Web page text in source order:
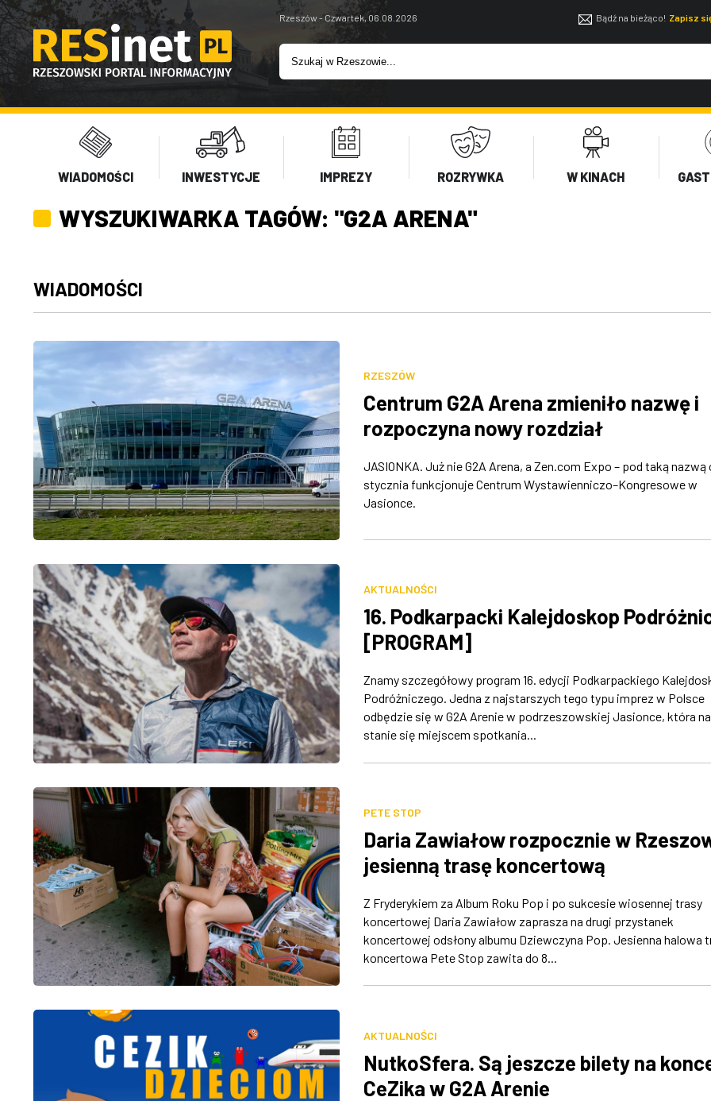
Rzeszów - Czwartek, 06.08.2026 Bądź na bieżąco! Zapisz
WIADOMOŚCI INWESTYCJE IMPREZY ROZRYWKA W KINACH
WYSZUKIWARKA TAGÓW: "G2A ARENA"
WIADOMOŚCI
RZESZÓW
Centrum G2A Arena zmieniło nazwę i
rozpoczyna nowy rozdział
JASIONKA. Już nie G2A Arena, a Zen.com Expo – pod taką nazwą
stycznia funkcjonuje Centrum Wystawienniczo–Kongresowe w
Jasionce.
AKTUALNOŚCI
16. Podkarpacki Kalejdoskop
[PROGRAM]
Znamy szczegółowy program 16. edycji Podkarpackiego
Podróżniczego. Jedna z najstarszych tego typu imprez w Polsce
odbędzie się w G2A Arenie w podrzeszowskiej Jasionce, która
stanie się miejscem spotkania...
PETE STOP
Daria Zawiałow rozpocznie w
jesienną trasę koncertową
Z Fryderykiem za Album Roku Pop i po sukcesie wiosennej trasy
koncertowej Daria Zawiałow zaprasza na drugi przystanek
koncertowej odsłony albumu Dziewczyna Pop. Jesienna halowa
koncertowa Pete Stop zawita do 8...
AKTUALNOŚCI
NutkoSfera. Są jeszcze bilety na
CeZika w G2A Arenie